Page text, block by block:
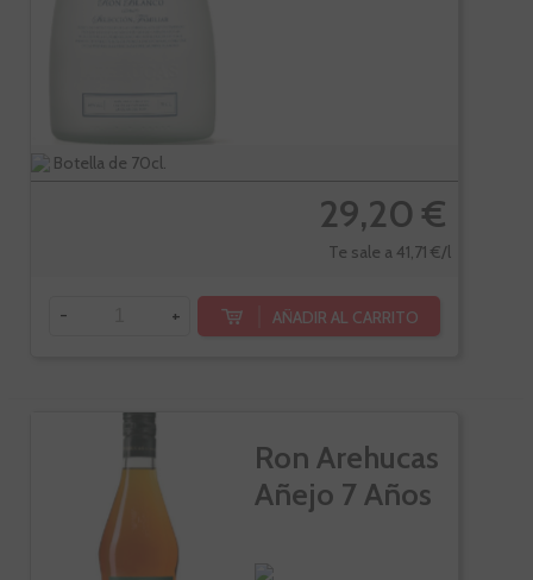
Botella de 70cl.
29,20 €
Te sale a 41,71 €/l
- + AÑADIR AL CARRITO
Ron Arehucas
Añejo 7 Años